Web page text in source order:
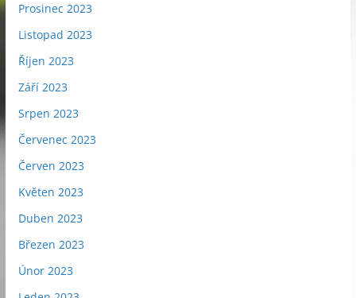
Prosinec 2023
Listopad 2023
Říjen 2023
Září 2023
Srpen 2023
Červenec 2023
Červen 2023
Květen 2023
Duben 2023
Březen 2023
Únor 2023